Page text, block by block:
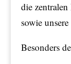
die
sowie
Besonders